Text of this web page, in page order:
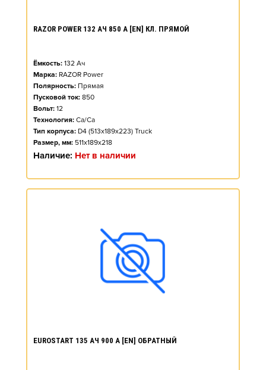
RAZOR POWER 132 АЧ 850 А [EN] КЛ. ПРЯМОЙ
Ёмкость: 132 Ач
Марка: RAZOR Power
Полярность: Прямая
Пусковой ток: 850
Вольт: 12
Технология: Ca/Ca
Тип корпуса: D4 (513x189x223) Truck
Размер, мм: 511x189x218
Наличие: Нет в наличии
EUROSTART 135 АЧ 900 А [EN] ОБРАТНЫЙ